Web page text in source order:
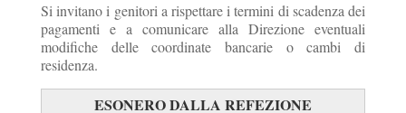
Si invitano i genitori a rispettare i termini di scadenza dei
pagamenti e a comunicare alla Direzione eventuali
modifiche delle coordinate bancarie o cambi di
residenza.
ESONERO DALLA REFEZIONE